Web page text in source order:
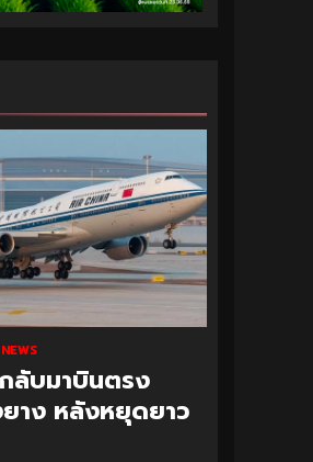
ลับมาบินตรง
าง หลังหยุดยาว